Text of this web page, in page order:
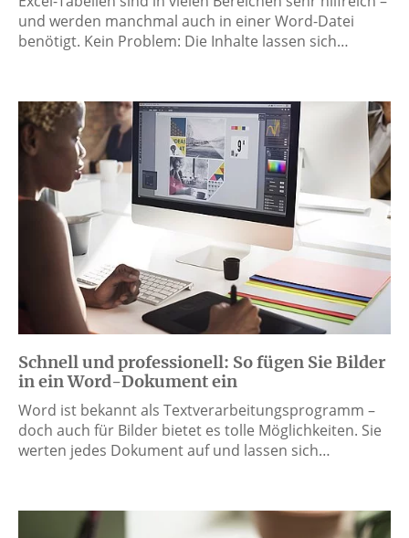
und werden manchmal auch in einer Word-Datei
benötigt. Kein Problem: Die Inhalte lassen sich…
Schnell und professionell: So fügen Sie Bilder
in ein Word-Dokument ein
Word ist bekannt als Textverarbeitungsprogramm –
doch auch für Bilder bietet es tolle Möglichkeiten. Sie
werten jedes Dokument auf und lassen sich…